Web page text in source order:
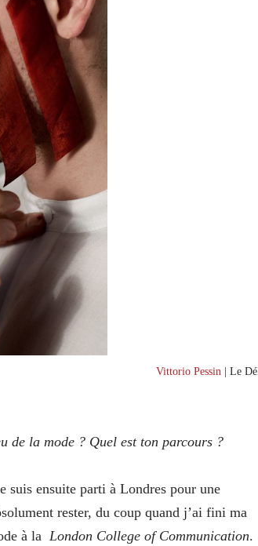
Vittorio Pessin | Le
de la mode ? Quel est ton parcours ?
suis ensuite parti à Londres pour une
rester, du coup quand j’ai fini ma
à la London College of Communication.